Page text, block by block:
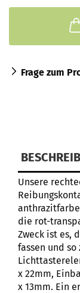
Frage zum
Unsere
die rot-
Zweck ist es,
fassen und so
x 22mm,
x 13mm. Ein